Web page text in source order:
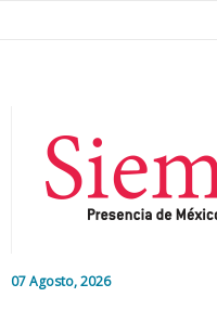
07 Agosto, 2026